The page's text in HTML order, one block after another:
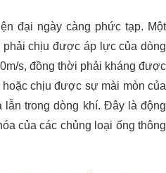
đại ngày càng phức tạp. Một
chịu được áp lực của dòng
s, đồng thời phải kháng được
chịu được sự mài mòn của
lẫn trong dòng khí. Đây là động
của các chủng loại ống thông